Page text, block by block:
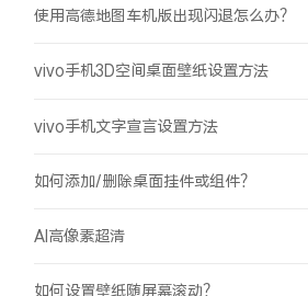
使用高德地图车机版出现闪退怎么办？
vivo手机3D空间桌面壁纸设置方法
vivo手机文字宣言设置方法
如何添加/删除桌面挂件或组件？
AI高像素超清
如何设置壁纸随屏幕滚动？